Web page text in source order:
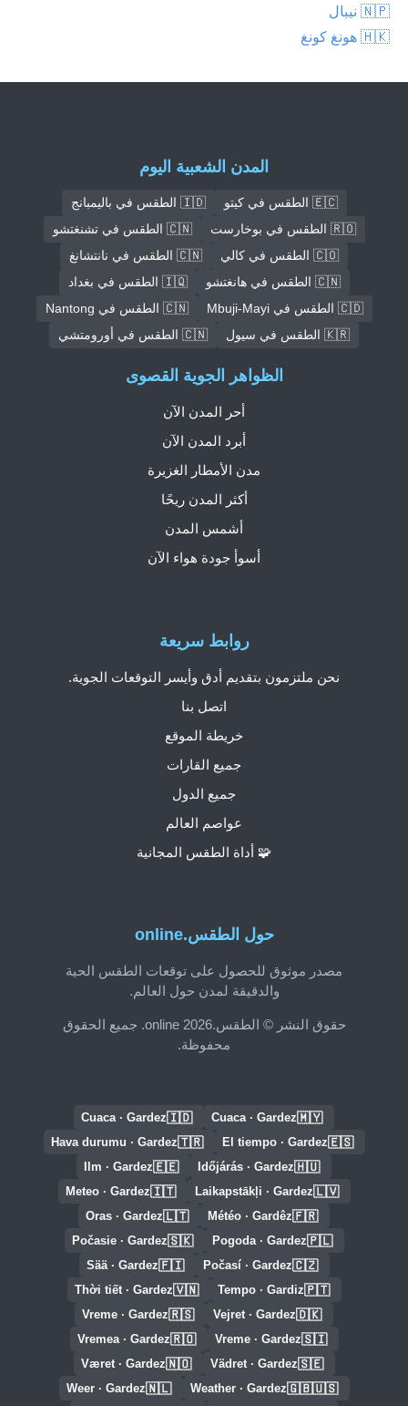
🇳🇵 نيبال
🇭🇰 هونغ كونغ
المدن الشعبية اليوم
🇪🇨 الطقس في كيتو
🇮🇩 الطقس في باليمبانج
🇷🇴 الطقس في بوخارست
🇨🇳 الطقس في تشنغتشو
🇨🇴 الطقس في كالي
🇨🇳 الطقس في نانتشانغ
🇨🇳 الطقس في هانغتشو
🇮🇶 الطقس في بغداد
🇨🇩 الطقس في Mbuji-Mayi
🇨🇳 الطقس في Nantong
🇰🇷 الطقس في سيول
🇨🇳 الطقس في أورومتشي
حول الطقس.online
مصدر موثوق للحصول على توقعات الطقس الحية
والدقيقة لمدن حول العالم.
حقوق النشر © الطقس.online 2026. جميع الحقوق
محفوظة.
روابط سريعة
نحن ملتزمون بتقديم أدق وأيسر التوقعات الجوية.
اتصل بنا
خريطة الموقع
جميع القارات
جميع الدول
عواصم العالم
🧩 أداة الطقس المجانية
الظواهر الجوية القصوى
أحر المدن الآن
أبرد المدن الآن
مدن الأمطار الغزيرة
أكثر المدن ريحًا
أشمس المدن
أسوأ جودة هواء الآن
🇲🇾
Cuaca · Gardez
🇮🇩
Cuaca · Gardez
🇪🇸
El tiempo · Gardez
🇹🇷
Hava durumu · Gardez
🇭🇺
Időjárás · Gardez
🇪🇪
Ilm · Gardez
🇱🇻
Laikapstākļi · Gardez
🇮🇹
Meteo · Gardez
🇫🇷
Météo · Gardêz
🇱🇹
Oras · Gardez
🇵🇱
Pogoda · Gardez
🇸🇰
Počasie · Gardez
🇨🇿
Počasí · Gardez
🇫🇮
Sää · Gardez
🇵🇹
Tempo · Gardiz
🇻🇳
Thời tiết · Gardez
🇩🇰
Vejret · Gardez
🇷🇸
Vreme · Gardez
🇸🇮
Vreme · Gardez
🇷🇴
Vremea · Gardez
🇸🇪
Vädret · Gardez
🇳🇴
Været · Gardez
🇬🇧🇺🇸
Weather · Gardez
🇳🇱
Weer · Gardez